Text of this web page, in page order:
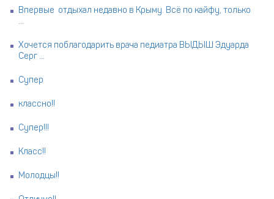
Впервые отдыхал недавно в Крыму. Всё по кайфу, только
...
Хочется поблагодарить врача педиатра ВЫДЫШ Эдуарда
Серг ...
Супер
классно!!
Супер!!!
Класс!!
Молодцы!!